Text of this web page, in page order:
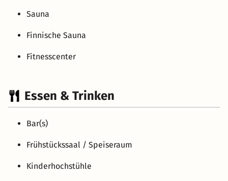
Sauna
Finnische Sauna
Fitnesscenter
Essen & Trinken
Bar(s)
Frühstückssaal / Speiseraum
Kinderhochstühle